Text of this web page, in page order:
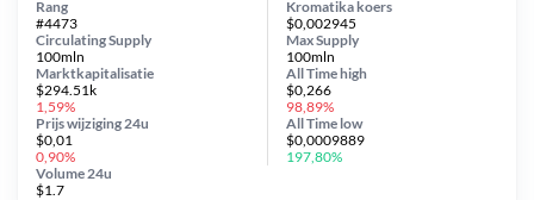
Kromatika koers
$0,002945
Circulating Supply
100mln
Prijs wijziging 24u
$0,01
0,90%
Max Supply
100mln
Marktkapitalisatie
$294.51k
1,59%
Volume 24u
$1.7
Rang
#4473
All Timehigh
$0,266
98,89%
All Time low
$0,0009889
197,80%